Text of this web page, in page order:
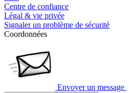
Centre de confiance
Légal & vie privée
Signaler un problème de sécurité
Coordonnées
Envoyer un message